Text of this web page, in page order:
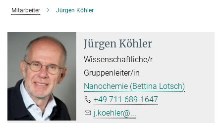
Mitarbeiter Jürgen Köhler
Jürgen Köhler
Wissenschaftliche/r
Gruppenleiter/in
Nanochemie (Bettina Lotsch)
+49 711 689-1647
j.koehler@...